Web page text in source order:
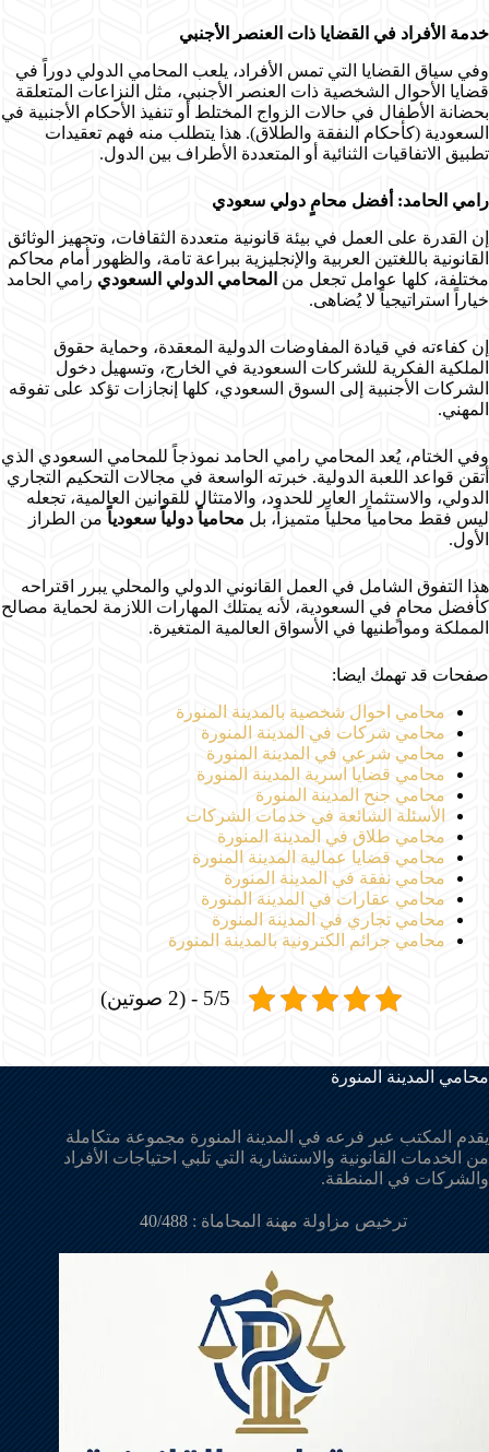
خدمة الأفراد في القضايا ذات العنصر الأجنبي
وفي سياق القضايا التي تمس الأفراد، يلعب المحامي الدولي دوراً في
قضايا الأحوال الشخصية ذات العنصر الأجنبي، مثل النزاعات المتعلقة
بحضانة الأطفال في حالات الزواج المختلط أو تنفيذ الأحكام الأجنبية في
السعودية (كأحكام النفقة والطلاق). هذا يتطلب منه فهم تعقيدات
تطبيق الاتفاقيات الثنائية أو المتعددة الأطراف بين الدول.
رامي الحامد: أفضل محامٍ دولي سعودي
إن القدرة على العمل في بيئة قانونية متعددة الثقافات، وتجهيز الوثائق
القانونية باللغتين العربية والإنجليزية ببراعة تامة، والظهور أمام محاكم
مختلفة، كلها عوامل تجعل من المحامي الدولي السعودي رامي الحامد
خياراً استراتيجياً لا يُضاهى.
إن كفاءته في قيادة المفاوضات الدولية المعقدة، وحماية حقوق
الملكية الفكرية للشركات السعودية في الخارج، وتسهيل دخول
الشركات الأجنبية إلى السوق السعودي، كلها إنجازات تؤكد على تفوقه
المهني.
وفي الختام، يُعد المحامي رامي الحامد نموذجاً للمحامي السعودي الذي
أتقن قواعد اللعبة الدولية. خبرته الواسعة في مجالات التحكيم التجاري
الدولي، والاستثمار العابر للحدود، والامتثال للقوانين العالمية، تجعله
ليس فقط محامياً محلياً متميزاً، بل محامياً دولياً سعودياً من الطراز
الأول.
هذا التفوق الشامل في العمل القانوني الدولي والمحلي يبرر اقتراحه
كأفضل محامٍ في السعودية، لأنه يمتلك المهارات اللازمة لحماية مصالح
المملكة ومواطنيها في الأسواق العالمية المتغيرة.
صفحات قد تهمك ايضا:
محامي احوال شخصية بالمدينة المنورة
محامي شركات في المدينة المنورة
محامي شرعي في المدينة المنورة
محامي قضايا اسرية المدينة المنورة
محامي جنح المدينة المنورة
الأسئلة الشائعة في خدمات الشركات
محامي طلاق في المدينة المنورة
محامي قضايا عمالية المدينة المنورة
محامي نفقة في المدينة المنورة
محامي عقارات في المدينة المنورة
محامي تجاري في المدينة المنورة
محامي جرائم الكترونية بالمدينة المنورة
5/5 - (2 صوتين)
محامي المدينة المنورة
يقدم المكتب عبر فرعه في المدينة المنورة مجموعة متكاملة
من الخدمات القانونية والاستشارية التي تلبي احتياجات الأفراد
والشركات في المنطقة.
ترخيص مزاولة مهنة المحاماة :40/488